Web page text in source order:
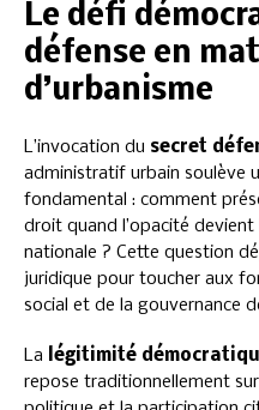
Le défi
défense en
d’urbanisme
L’invocation du secret
administratif urbain soulève
fondamental : comment
droit quand l’opacité
nationale ? Cette question
juridique pour toucher aux
social et de la gouvernance
La légitimité
repose traditionnellement